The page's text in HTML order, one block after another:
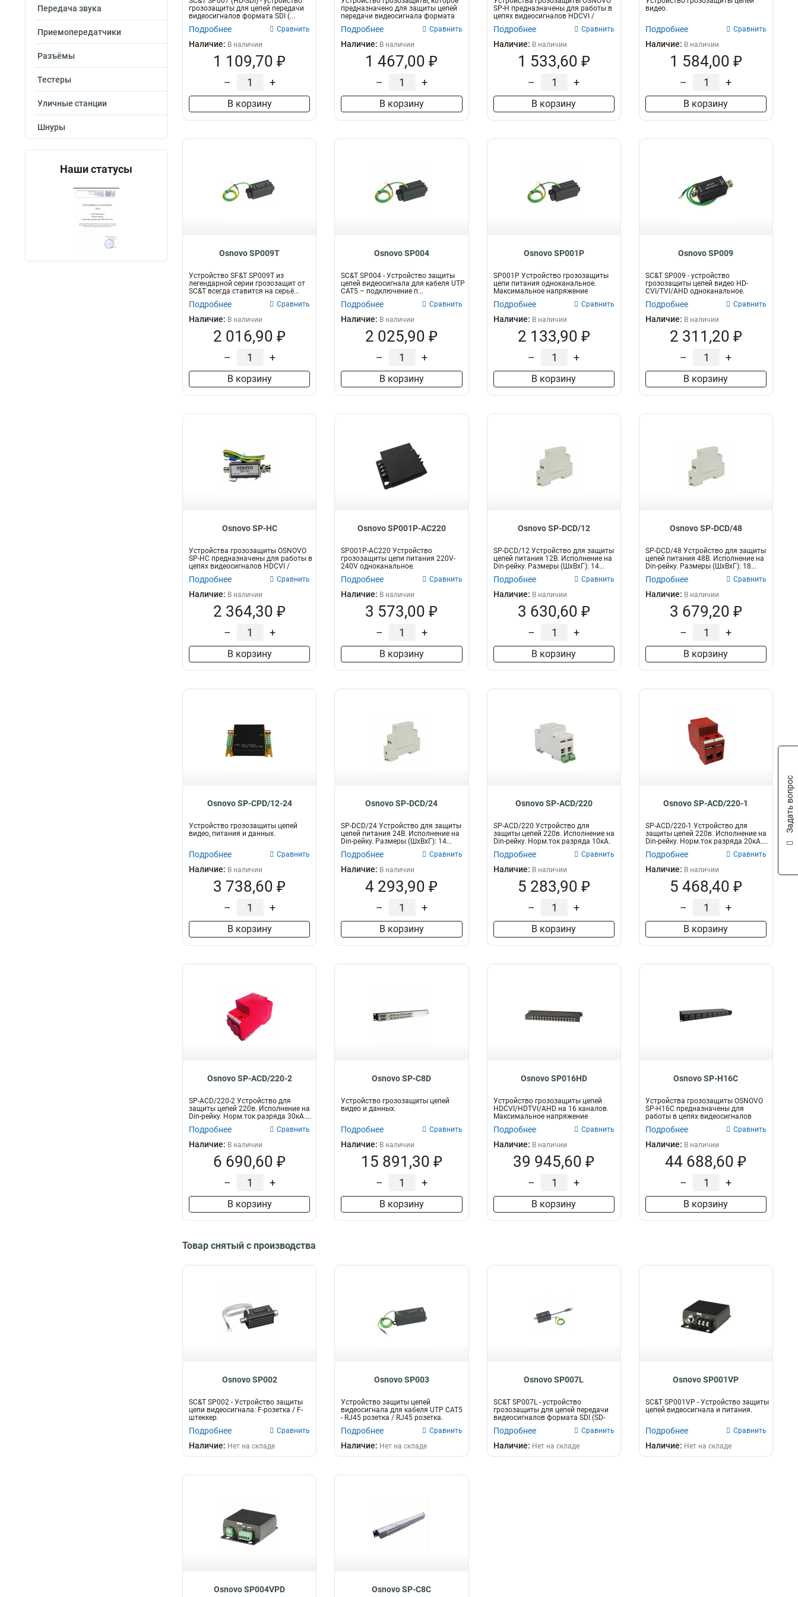
Передача звука
Приемопередатчики
Разъёмы
Тестеры
Уличные станции
Шнуры
Наши статусы
грозозащиты для цепей передачи
видеосигналов формата SDI (...
Подробнее Сравнить
Наличие: В наличии
1 109,70 ₽
– +
В корзину
предназначено для защиты цепей
передачи видеосигнала формата
Подробнее Сравнить
Наличие: В наличии
1 467,00 ₽
– +
В корзину
SP-H предназначены для работы в
цепях видеосигналов HDCVI /
Подробнее Сравнить
Наличие: В наличии
1 533,60 ₽
– +
В корзину
видео.
Подробнее Сравнить
Наличие: В наличии
1 584,00 ₽
– +
В корзину
Osnovo SP009T
Устройство SF&T SP009T из
легендарной серии грозозащит от
SC&T всегда ставится на серьё...
Подробнее Сравнить
Наличие: В наличии
2 016,90 ₽
– +
В корзину
Osnovo SP004
SC&T SP004 - Устройство защиты
цепей видеосигнала для кабеля UTP
CAT5 – подключение п...
Подробнее Сравнить
Наличие: В наличии
2 025,90 ₽
– +
В корзину
Osnovo SP001P
SP001P Устройство грозозащиты
цепи питания одноканальное.
Максимальное напряжение
перегрузки 4К...
Подробнее Сравнить
Наличие: В наличии
2 133,90 ₽
– +
В корзину
Osnovo SP009
SC&T SP009 - устройство
грозозащиты цепей видео HD-
CVI/TVI/AHD одноканальное.
Полоса пропус...
Подробнее Сравнить
Наличие: В наличии
2 311,20 ₽
– +
В корзину
Osnovo SP-HC
Устройства грозозащиты OSNOVO
SP-HC предназначены для работы в
цепях видеосигналов HDCVI /
Подробнее Сравнить
Наличие: В наличии
2 364,30 ₽
– +
В корзину
Osnovo SP001P-AC220
SP001P-AC220 Устройство
грозозащиты цепи питания 220V-
240V одноканальное.
Максимальное напряжен...
Подробнее Сравнить
Наличие: В наличии
3 573,00 ₽
– +
В корзину
Osnovo SP-DCD/12
SP-DCD/12 Устройство для защиты
цепей питания 12В. Исполнение на
Din-рейку. Размеры (ШxВxГ): 14...
Подробнее Сравнить
Наличие: В наличии
3 630,60 ₽
– +
В корзину
Osnovo SP-DCD/48
SP-DCD/48 Устройство для защиты
цепей питания 48В. Исполнение на
Din-рейку. Размеры (ШxВxГ): 18...
Подробнее Сравнить
Наличие: В наличии
3 679,20 ₽
– +
В корзину
Osnovo SP-CPD/12-24
Устройство грозозащиты цепей
видео, питания и данных.
Подробнее Сравнить
Наличие: В наличии
3 738,60 ₽
– +
В корзину
Osnovo SP-DCD/24
SP-DCD/24 Устройство для защиты
цепей питания 24В. Исполнение на
Din-рейку. Размеры (ШxВxГ): 14...
Подробнее Сравнить
Наличие: В наличии
4 293,90 ₽
– +
В корзину
Osnovo SP-ACD/220
SP-ACD/220 Устройство для
защиты цепей 220в. Исполнение на
Din-рейку. Норм.ток разряда 10кА.
Подробнее Сравнить
Наличие: В наличии
5 283,90 ₽
– +
В корзину
Osnovo SP-ACD/220-1
SP-ACD/220-1 Устройство для
защиты цепей 220в. Исполнение на
Din-рейку. Норм.ток разряда 20кА....
Подробнее Сравнить
Наличие: В наличии
5 468,40 ₽
– +
В корзину
Osnovo SP-ACD/220-2
SP-ACD/220-2 Устройство для
защиты цепей 220в. Исполнение на
Din-рейку. Норм.ток разряда 30кА....
Подробнее Сравнить
Наличие: В наличии
6 690,60 ₽
– +
В корзину
Osnovo SP-C8D
Устройство грозозащиты цепей
видео и данных.
Подробнее Сравнить
Наличие: В наличии
15 891,30 ₽
– +
В корзину
Osnovo SP016HD
Устройство грозозащиты цепей
HDCVI/HDTVI/AHD на 16 каналов.
Максимальное напряжение
перегрузки...
Подробнее Сравнить
Наличие: В наличии
39 945,60 ₽
– +
В корзину
Osnovo SP-H16C
Устройства грозозащиты OSNOVO
SP-H16C предназначены для
работы в цепях видеосигналов
HDCVI / HD...
Подробнее Сравнить
Наличие: В наличии
44 688,60 ₽
– +
В корзину
Товар снятый с производства
Osnovo SP002
SC&T SP002 - Устройство защиты
цепи видеосигнала: F-розетка / F-
штеккер.
Подробнее Сравнить
Наличие: Нет на складе
Osnovo SP003
Устройство защиты цепей
видеосигнала для кабеля UTP CAT5
- RJ45 розетка / RJ45 розетка.
Подробнее Сравнить
Наличие: Нет на складе
Osnovo SP007L
SC&T SP007L - устройство
грозозащиты для цепей передачи
видеосигналов формата SDI (SD-
Подробнее Сравнить
Наличие: Нет на складе
Osnovo SP001VP
SC&T SP001VP - Устройство защиты
цепей видеосигнала и питания.
Подробнее Сравнить
Наличие: Нет на складе
Osnovo SP004VPD Osnovo SP-C8C
Задать вопрос